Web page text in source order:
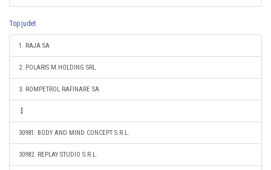
Top judet
1. RAJA SA
2. POLARIS M.HOLDING SRL
3. ROMPETROL RAFINARE SA
30981. BODY AND MIND CONCEPT S.R.L.
30982. REPLAY STUDIO S.R.L.